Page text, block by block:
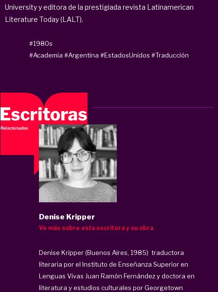
University y editora de la prestigiada revista Latinamerican
Literature Today (LALT).
#1980s
#Academia #Argentina #EstadosUnidos #Traducción
Denise Kripper
Ve más sobre esta escritora y su obra
Denise Kripper (Buenos Aires, 1985) traductora
literaria por el Instituto de Enseñanza Superior en
Lenguas Vivas Juan Ramón Fernández y doctora en
literatura y estudios culturales por Georgetown